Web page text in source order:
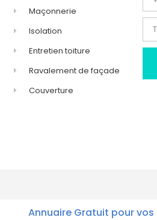
Maçonnerie
Isolation
Entretien toiture
Ravalement de façade
Couverture
Annuaire Gratuit pour